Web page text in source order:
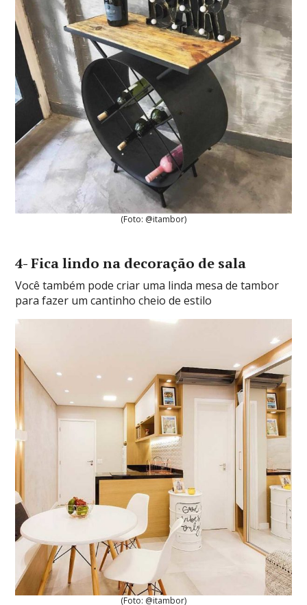
(Foto: @itambor)
4- Fica lindo na decoração de sala
Você também pode criar uma linda mesa de tambor
para fazer um cantinho cheio de estilo
(Foto: @itambor)